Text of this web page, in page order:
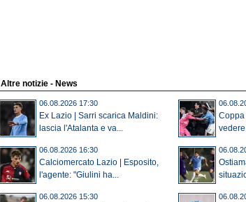
Altre notizie - News
06.08.2026 17:30
Ex Lazio | Sarri scarica Maldini:
lascia l'Atalanta e va...
Coppa
06.08.2026 16:30
Calciomercato Lazio | Esposito,
l'agente: "Giulini ha...
06.08.2026 15:30